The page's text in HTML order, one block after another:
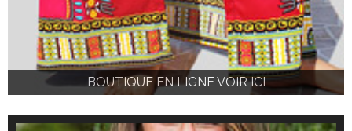
BOUTIQUE EN LIGNE VOIR ICI